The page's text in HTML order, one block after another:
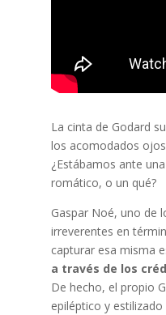
La cinta de Godard
los acomodados
¿Estábamos ante
romático, o un qué?
Gaspar Noé, uno de
irreverentes en
capturar esa misma
a través de los
De hecho, el propio
epiléptico y estilizado